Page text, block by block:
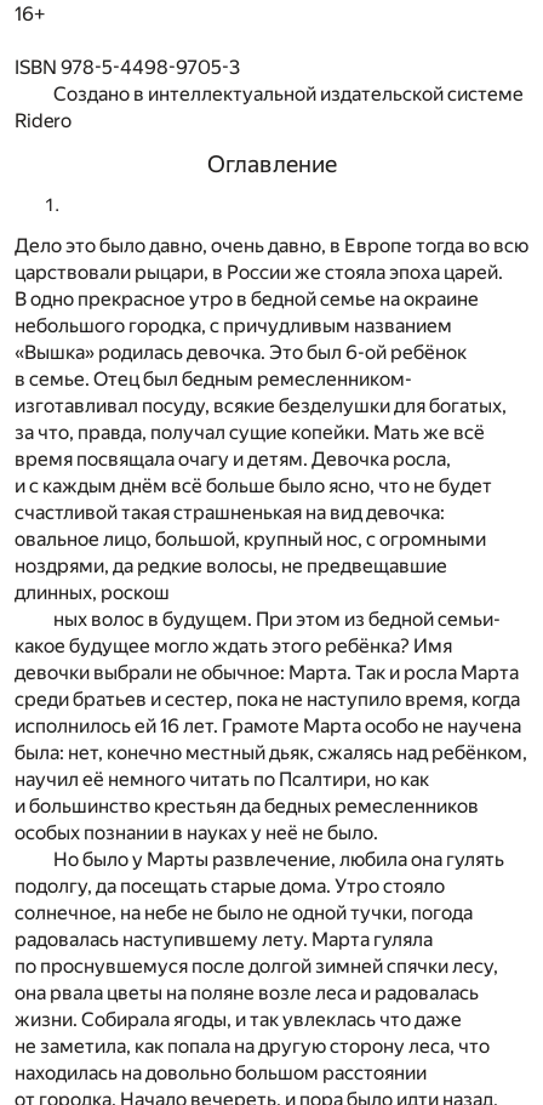
16+
ISBN 978-5-4498-9705-3
Создано в интеллектуальной издательской системе
Ridero
Оглавление
Дело это было давно, очень давно, в Европе тогда во всю
царствовали рыцари, в России же стояла эпоха царей.
В одно прекрасное утро в бедной семье на окраине
небольшого городка, с причудливым названием
«Вышка» родилась девочка. Это был 6-ой ребёнок
в семье. Отец был бедным ремесленником-
изготавливал посуду, всякие безделушки для богатых,
за что, правда, получал сущие копейки. Мать же всё
время посвящала очагу и детям. Девочка росла,
и с каждым днём всё больше было ясно, что не будет
счастливой такая страшненькая на вид девочка:
овальное лицо, большой, крупный нос, с огромными
ноздрями, да редкие волосы, не предвещавшие
длинных, роскош
ных волос в будущем. При этом из бедной семьи-
какое будущее могло ждать этого ребёнка? Имя
девочки выбрали не обычное: Марта. Так и росла Марта
среди братьев и сестер, пока не наступило время, когда
исполнилось ей 16 лет. Грамоте Марта особо не научена
была: нет, конечно местный дьяк, сжалясь над ребёнком,
научил её немного читать по Псалтири, но как
и большинство крестьян да бедных ремесленников
особых познании в науках у неё не было.
Но было у Марты развлечение, любила она гулять
подолгу, да посещать старые дома. Утро стояло
солнечное, на небе не было не одной тучки, погода
радовалась наступившему лету. Марта гуляла
по проснувшемуся после долгой зимней спячки лесу,
она рвала цветы на поляне возле леса и радовалась
жизни. Собирала ягоды, и так увлеклась что даже
не заметила, как попала на другую сторону леса, что
находилась на довольно большом расстоянии
от городка. Начало вечереть, и пора было идти назад,